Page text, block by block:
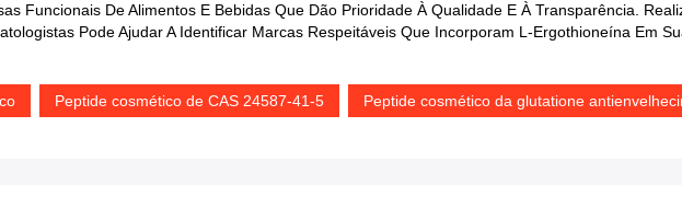
Funcionais De Alimentos E Bebidas Que Dão Prioridade À Qualidade E À Transparência.
Pode Ajudar A Identificar Marcas Respeitáveis Que Incorporam L-Ergothioneína Em
Peptide cosmético de CAS 24587-41-5 Peptide cosmético da glutatione